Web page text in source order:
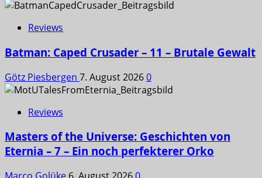
Reviews
Batman: Caped Crusader – 11 – Brutale Gewalt
Götz Piesbergen 7. August 20260
Reviews
Masters of the Universe: Geschichten von
Eternia – 7 – Ein noch perfekterer Orko